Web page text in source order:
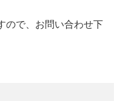
ので、お問い合わせ下